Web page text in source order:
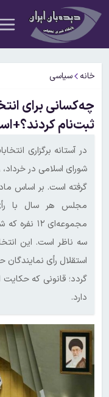
خانه سیاسی
چه‌کسانی برای
ثبت‌نام
در آستانه برگزاری
شورای اسلامی در
مجلس هر سال با
مجموعه‌ای
سه ناظر است. این
استقلال رأی
گردد؛ قانونی که
دارد.